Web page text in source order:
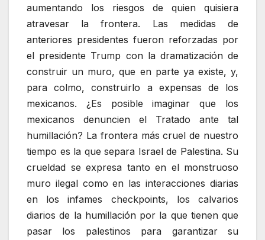
aumentando los riesgos de quien quisiera
atravesar la frontera. Las medidas de
anteriores presidentes fueron reforzadas por
el presidente Trump con la dramatización de
construir un muro, que en parte ya existe, y,
para colmo, construirlo a expensas de los
mexicanos. ¿Es posible imaginar que los
mexicanos denuncien el Tratado ante tal
humillación? La frontera más cruel de nuestro
tiempo es la que separa Israel de Palestina. Su
crueldad se expresa tanto en el monstruoso
muro ilegal como en las interacciones diarias
en los infames checkpoints, los calvarios
diarios de la humillación por la que tienen que
pasar los palestinos para garantizar su